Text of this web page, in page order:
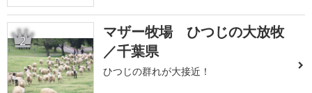
2
マザー牧場 ひつじの大放牧
／千葉県
ひつじの群れが大接近！